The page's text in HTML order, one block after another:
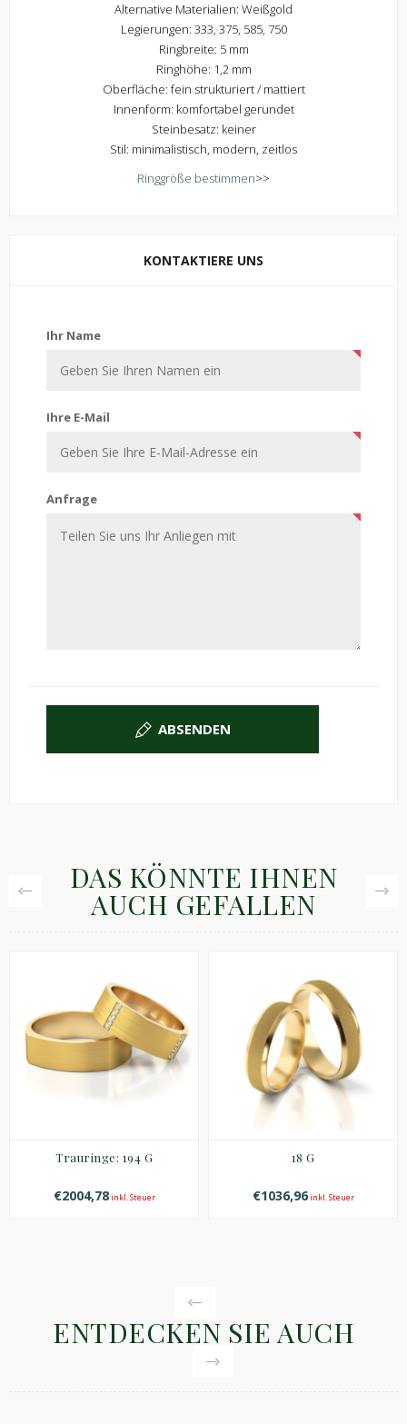
Alternative Materialien: Weißgold
Legierungen: 333, 375, 585, 750
Ringbreite: 5 mm
Ringhöhe: 1,2 mm
Oberfläche: fein strukturiert / mattiert
Innenform: komfortabel gerundet
Steinbesatz: keiner
Stil: minimalistisch, modern, zeitlos
Ringgröße bestimmen>>
KONTAKTIERE UNS
Ihr Name
Ihre E-Mail
Anfrage
ABSENDEN
DAS KÖNNTE IHNEN
AUCH GEFALLEN
Trauringe: 194 G
€2004,78inkl. Steuer
18 G
€1036,96inkl. Steuer
ENTDECKEN SIE AUCH